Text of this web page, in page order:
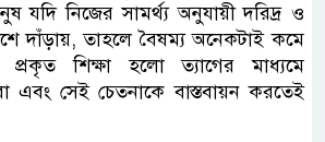
যদি নিজের সামর্থ্য অনুযায়ী দরিদ্র ও
দাঁড়ায়, তাহলে বৈষম্য অনেকটাই কমে
শিক্ষা হলো ত্যাগের মাধ্যমে
এবং সেই চেতনাকে বাস্তবায়ন করতেই